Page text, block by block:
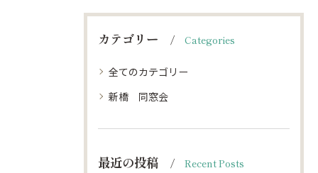
カテゴリー Categories
全てのカテゴリー
新橋 同窓会
最近の投稿 Recent Posts